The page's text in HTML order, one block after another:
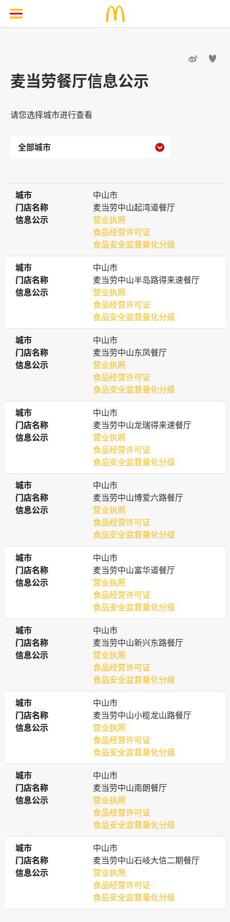
 
麦当劳餐厅信息公示
请您选择城市进行查看

城市
城市
中山市
门店名称
门店名称
麦当劳中山起湾道餐厅
信息公示
信息公示
营业执照
食品经营许可证
食品安全监督量化分级
城市
城市
中山市
门店名称
门店名称
麦当劳中山半岛路得来速餐厅
信息公示
信息公示
营业执照
食品经营许可证
食品安全监督量化分级
城市
城市
中山市
门店名称
门店名称
麦当劳中山东凤餐厅
信息公示
信息公示
营业执照
食品经营许可证
食品安全监督量化分级
城市
城市
中山市
门店名称
门店名称
麦当劳中山龙瑞得来速餐厅
信息公示
信息公示
营业执照
食品经营许可证
食品安全监督量化分级
城市
城市
中山市
门店名称
门店名称
麦当劳中山博爱六路餐厅
信息公示
信息公示
营业执照
食品经营许可证
食品安全监督量化分级
城市
城市
中山市
门店名称
门店名称
麦当劳中山富华道餐厅
信息公示
信息公示
营业执照
食品经营许可证
食品安全监督量化分级
城市
城市
中山市
门店名称
门店名称
麦当劳中山新兴东路餐厅
信息公示
信息公示
营业执照
食品经营许可证
食品安全监督量化分级
城市
城市
中山市
门店名称
门店名称
麦当劳中山小榄龙山路餐厅
信息公示
信息公示
营业执照
食品经营许可证
食品安全监督量化分级
城市
城市
中山市
门店名称
门店名称
麦当劳中山南朗餐厅
信息公示
信息公示
营业执照
食品经营许可证
食品安全监督量化分级
城市
城市
中山市
门店名称
门店名称
麦当劳中山石岐大信二期餐厅
信息公示
信息公示
营业执照
食品经营许可证
食品安全监督量化分级